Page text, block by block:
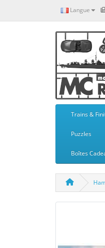
Langue
Trains &
Puzzles
Boîtes